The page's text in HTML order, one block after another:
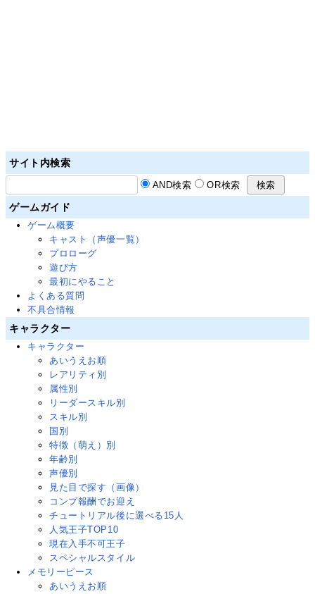
サイト内検索
AND検索 OR検索
ゲームガイド
ゲーム概要
キャスト（声優一覧）
プロローグ
遊び方
最初にやること
よくある質問
不具合情報
キャラクター
キャラクター
あいうえお順
レアリティ別
属性別
リーダースキル別
スキル別
国別
特徴（萌え）別
年齢別
声優別
見た目で探す（画像）
コンプ報酬でお迎え
チュートリアル後に選べる15人
人気王子TOP10
現在入手不可王子
スペシャルスタイル
メモリーピース
あいうえお順